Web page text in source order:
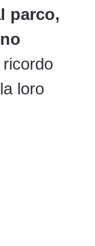
parco,
loro